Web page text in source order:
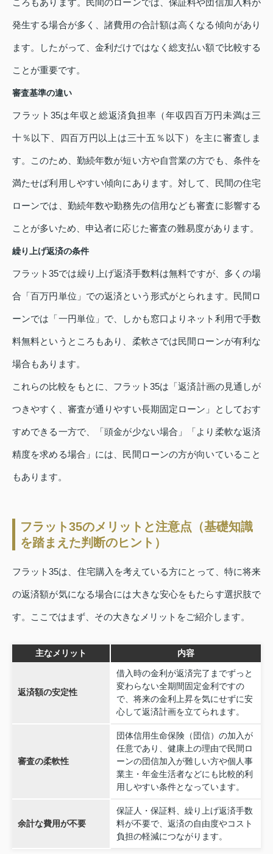
ころもあります。民間のローンでは、保証料や団信加入料が
発生する場合が多く、諸費用の合計額は高くなる傾向があり
ます。したがって、金利だけではなく総支払い額で比較する
ことが重要です。
審査基準の違い
フラット35は年収と総返済負担率（年収四百万円未満は三
十％以下、四百万円以上は三十五％以下）を主に審査しま
す。このため、勤続年数が短い方や自営業の方でも、条件を
満たせば利用しやすい傾向にあります。対して、民間の住宅
ローンでは、勤続年数や勤務先の信用なども審査に影響する
ことが多いため、申込者に応じた審査の難易度があります。
繰り上げ返済の条件
フラット35では繰り上げ返済手数料は無料ですが、多くの場
合「百万円単位」での返済という形式がとられます。民間ロ
ーンでは「一円単位」で、しかも窓口よりネット利用で手数
料無料というところもあり、柔軟さでは民間ローンが有利な
場合もあります。
これらの比較をもとに、フラット35は「返済計画の見通しが
つきやすく、審査が通りやすい長期固定ローン」としておす
すめできる一方で、「頭金が少ない場合」「より柔軟な返済
精度を求める場合」には、民間ローンの方が向いていること
もあります。
フラット35のメリットと注意点（基礎知識
を踏まえた判断のヒント）
フラット35は、住宅購入を考えている方にとって、特に将来
の返済額が気になる場合には大きな安心をもたらす選択肢で
す。ここではまず、その大きなメリットをご紹介します。
主なメリット 内容
返済額の安定性
借入時の金利が返済完了までずっと
変わらない全期間固定金利ですの
で、将来の金利上昇を気にせずに安
心して返済計画を立てられます。
審査の柔軟性
団体信用生命保険（団信）の加入が
任意であり、健康上の理由で民間ロ
ーンの団信加入が難しい方や個人事
業主・年金生活者などにも比較的利
用しやすい条件となっています。
余計な費用が不要
保証人・保証料、繰り上げ返済手数
料が不要で、返済の自由度やコスト
負担の軽減につながります。